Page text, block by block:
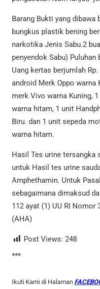
Barang Bukti yang dibawa
bungkus plastik bening
narkotika Jenis Sabu.2
penyendok Sabu)
Uang kertas berjumlah
android Merk Oppo warna
merk Vivo warna Kuning,
warna hitam, 1 unit
Biru. dan 1 unit sepeda
warna hitam.
Hasil Tes urine tersangka
untuk Hasil tes urine
Amphethamin. Untuk
sebagaimana dimaksud
112 ayat (1) UU RI Nomor
(AHA)
Post Views: 248
***
Ikuti Kami di Halaman